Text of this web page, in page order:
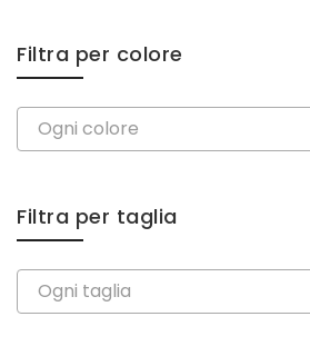
Filtra per colore
Ogni colore
Filtra per taglia
Ogni taglia